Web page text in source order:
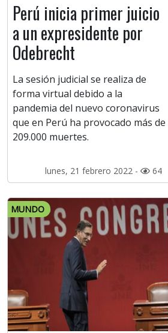
Perú inicia primer juicio
a un expresidente por
Odebrecht
La sesión judicial se realiza de
forma virtual debido a la
pandemia del nuevo coronavirus
que en Perú ha provocado más de
209.000 muertes.
lunes, 21 febrero 2022 - 64
MUNDO